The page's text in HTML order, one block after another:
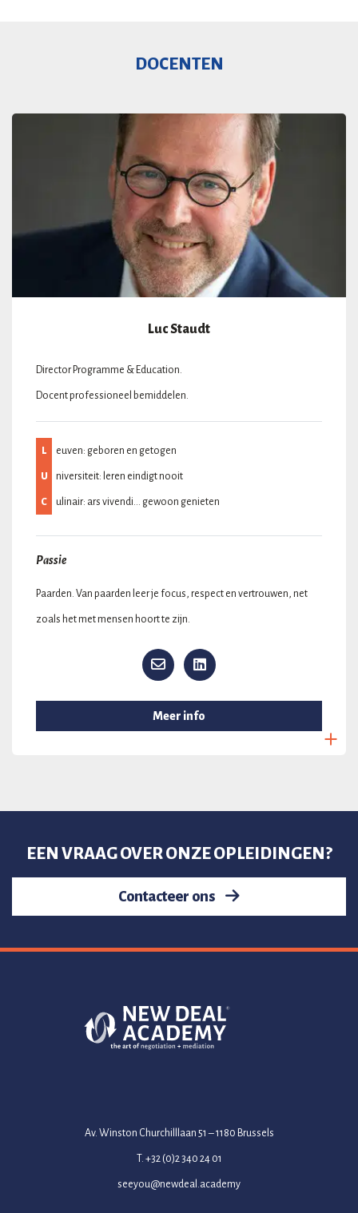
DOCENTEN
Luc Staudt
Director Programme & Education.
Docent professioneel bemiddelen.
L euven: geboren en getogen
U niversiteit: leren eindigt nooit
C ulinair: ars vivendi... gewoon genieten
Passie
Paarden. Van paarden leer je focus, respect en vertrouwen, net
zoals het met mensen hoort te zijn.
Meer info
EEN VRAAG OVER ONZE OPLEIDINGEN?
Contacteer ons
Av. Winston Churchilllaan 51 – 1180 Brussels
T. +32 (0)2 340 24 01
seeyou@newdeal.academy